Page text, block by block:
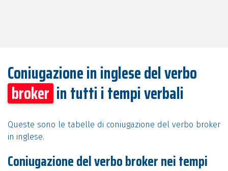
Coniugazione in inglese del verbo
broker in tutti i tempi verbali
Queste sono le tabelle di coniugazione del verbo broker
in inglese.
Coniugazione del verbo broker nei tempi